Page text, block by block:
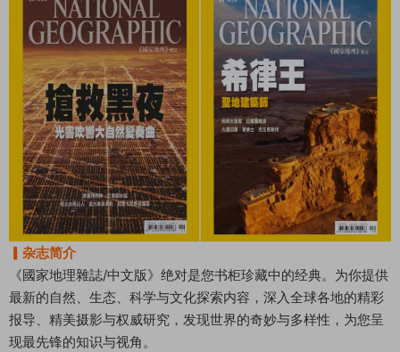
▎杂志简介
《國家地理雜誌/中文版》绝对是您书柜珍藏中的经典。为你提供
最新的自然、生态、科学与文化探索内容，深入全球各地的精彩
报导、精美摄影与权威研究，发现世界的奇妙与多样性，为您呈
现最先锋的知识与视角。